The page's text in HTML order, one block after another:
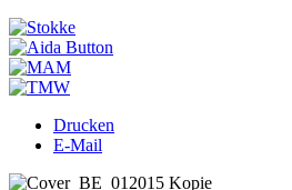
Drucken
E-Mail